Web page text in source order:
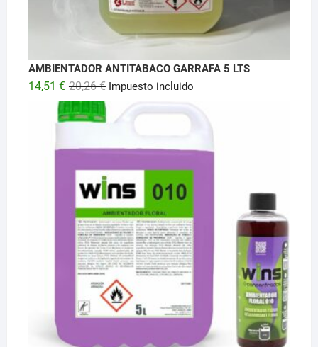
AMBIENTADOR ANTITABACO GARRAFA 5 LTS
20,26€ El
original
20,26 €.
14,51 €
El
actual
14,51 €.
Impuesto incluido